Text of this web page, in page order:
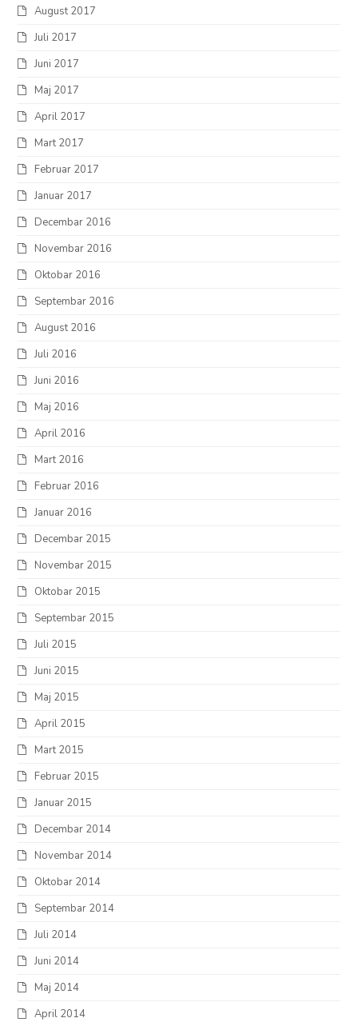
August 2017
Juli 2017
Juni 2017
Maj 2017
April 2017
Mart 2017
Februar 2017
Januar 2017
Decembar 2016
Novembar 2016
Oktobar 2016
Septembar 2016
August 2016
Juli 2016
Juni 2016
Maj 2016
April 2016
Mart 2016
Februar 2016
Januar 2016
Decembar 2015
Novembar 2015
Oktobar 2015
Septembar 2015
Juli 2015
Juni 2015
Maj 2015
April 2015
Mart 2015
Februar 2015
Januar 2015
Decembar 2014
Novembar 2014
Oktobar 2014
Septembar 2014
Juli 2014
Juni 2014
Maj 2014
April 2014